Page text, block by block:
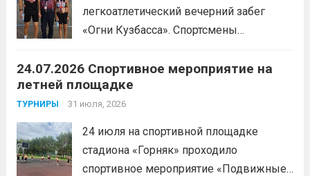
легкоатлетический вечерний забег
«Огни Кузбасса». Спортсмены
приняли участие в забеге и заняли
следующие призовые места:1 место —
Шабалин Максим, Щербунова Милана,
Всеволод3 место — Табакова
Александра
24.07.2026 Спортивное мероприятие на
летней площадке
ТУРНИРЫ 31 июля, 2026
24 июля на спортивной площадке
стадиона «Горняк» проходило
спортивное мероприятие «Подвижные